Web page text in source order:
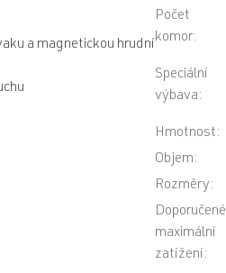
a magnetickou hrudní
Počet
komor:
Speciální
výbava:
Hmotnost:
Objem:
Rozměry:
Doporučené
maximální
zatížení :